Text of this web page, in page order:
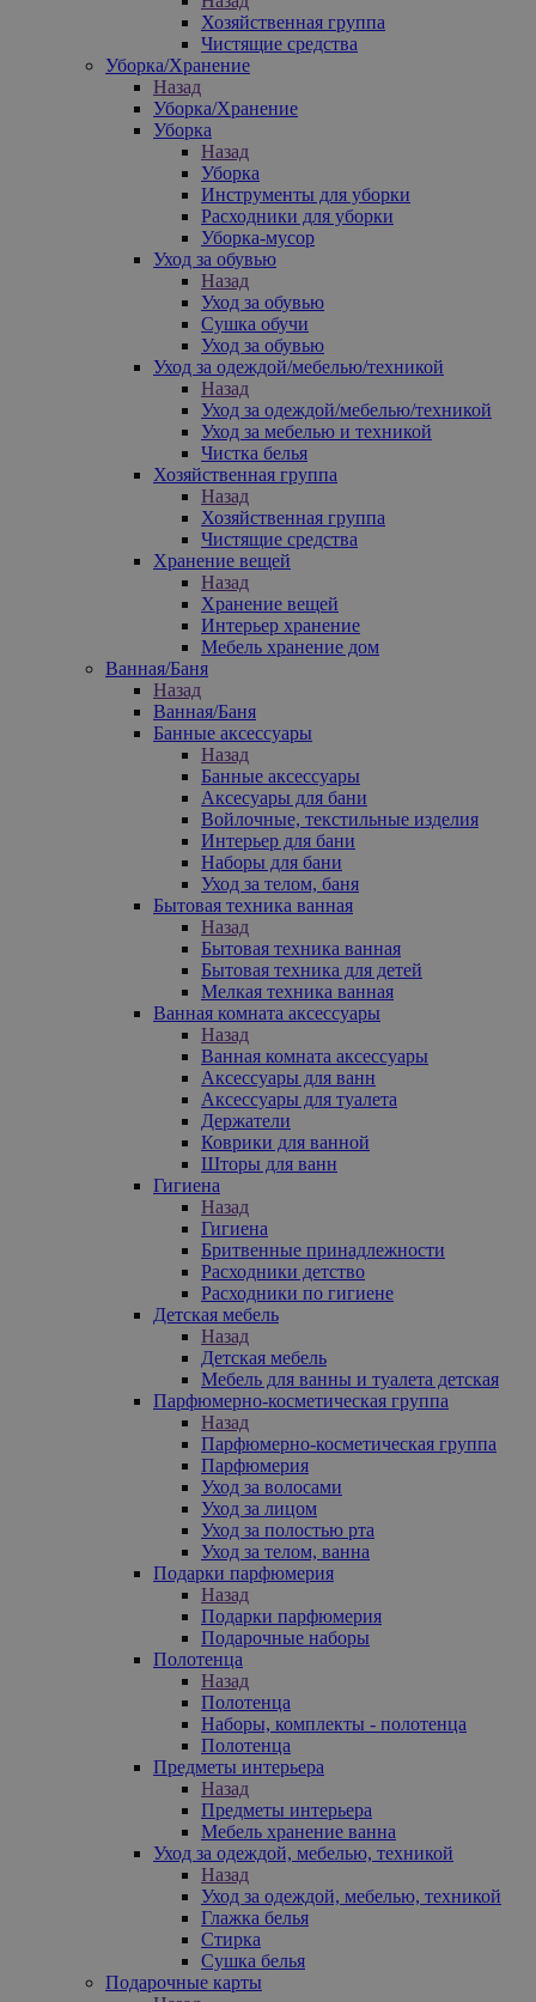
Хозяйственная группа
Чистящие средства
Уборка/Хранение
Назад
Уборка/Хранение
Уборка
Назад
Уборка
Инструменты для уборки
Расходники для уборки
Уборка-мусор
Уход за обувью
Назад
Уход за обувью
Сушка обучи
Уход за обувью
Уход за одеждой/мебелью/техникой
Назад
Уход за одеждой/мебелью/техникой
Уход за мебелью и техникой
Чистка белья
Хозяйственная группа
Назад
Хозяйственная группа
Чистящие средства
Хранение вещей
Назад
Хранение вещей
Интерьер хранение
Мебель хранение дом
Ванная/Баня
Назад
Ванная/Баня
Банные аксессуары
Назад
Банные аксессуары
Аксесуары для бани
Войлочные, текстильные изделия
Интерьер для бани
Наборы для бани
Уход за телом, баня
Бытовая техника ванная
Назад
Бытовая техника ванная
Бытовая техника для детей
Мелкая техника ванная
Ванная комната аксессуары
Назад
Ванная комната аксессуары
Аксессуары для ванн
Аксессуары для туалета
Держатели
Коврики для ванной
Шторы для ванн
Гигиена
Назад
Гигиена
Бритвенные принадлежности
Расходники детство
Расходники по гигиене
Детская мебель
Назад
Детская мебель
Мебель для ванны и туалета детская
Парфюмерно-косметическая группа
Назад
Парфюмерно-косметическая группа
Парфюмерия
Уход за волосами
Уход за лицом
Уход за полостью рта
Уход за телом, ванна
Подарки парфюмерия
Назад
Подарки парфюмерия
Подарочные наборы
Полотенца
Назад
Полотенца
Наборы, комплекты - полотенца
Полотенца
Предметы интерьера
Назад
Предметы интерьера
Мебель хранение ванна
Уход за одеждой, мебелью, техникой
Назад
Уход за одеждой, мебелью, техникой
Глажка белья
Стирка
Сушка белья
Подарочные карты